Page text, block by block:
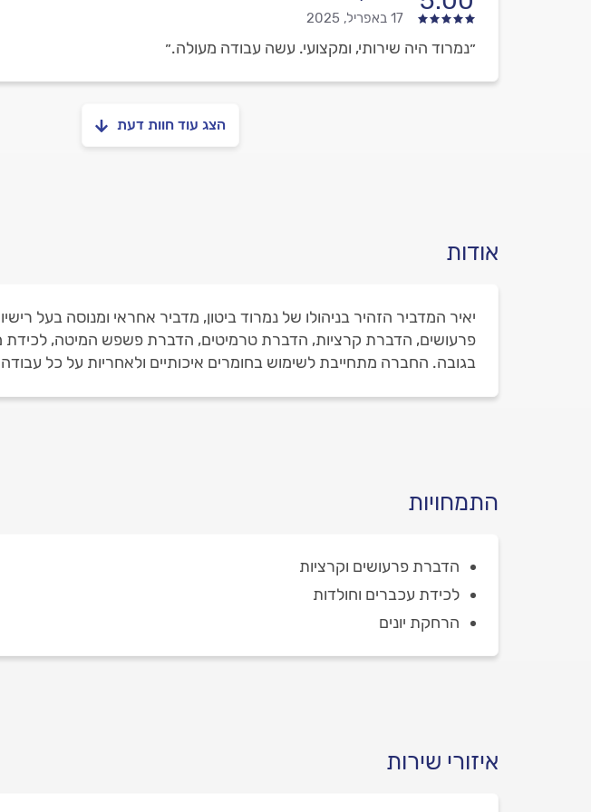
17 באפריל, 2025
״נמרוד היה שירותי, ומקצועי. עשה עבודה מעולה.״
הצג עוד חוות דעת
אודות
יאיר המדביר הזהיר בניהולו של נמרוד ביטון, מדביר אחראי ומנוסה בעל
פרעושים, הדברת קרציות, הדברת טרמיטים, הדברת פשפש המיטה, לכידת
בגובה. החברה מתחייבת לשימוש בחומרים איכותיים ולאחריות על כל
התמחויות
הדברת פרעושים וקרציות
לכידת עכברים וחולדות
הרחקת יונים
איזורי שירות